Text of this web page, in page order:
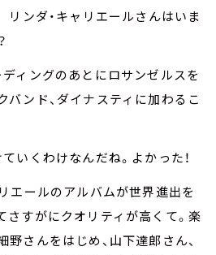
リンダ・キャリエールさんはいま
ディングのあとにロサンゼルスを
ンド、ダイナスティに加わるこ
いくわけなんだね。よかった！
エールのアルバムが世界進出を
さすがにクオリティが高くて。楽
さんをはじめ、山下達郎さん、